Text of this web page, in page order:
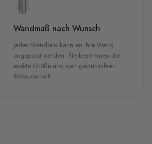
Wandmaß nach Wunsch
Jedes Wandbild kann an Ihre Wand
angepasst werden. Sie bestimmen die
exakte Größe und den gewünschten
Bildausschnitt.